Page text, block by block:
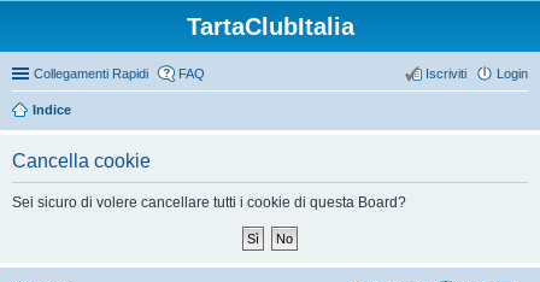
TartaClubItalia
Collegamenti Rapidi FAQ Login
Iscriviti
Indice
Cancella cookie
Sei sicuro di volere cancellare tutti i cookie di questa Board?